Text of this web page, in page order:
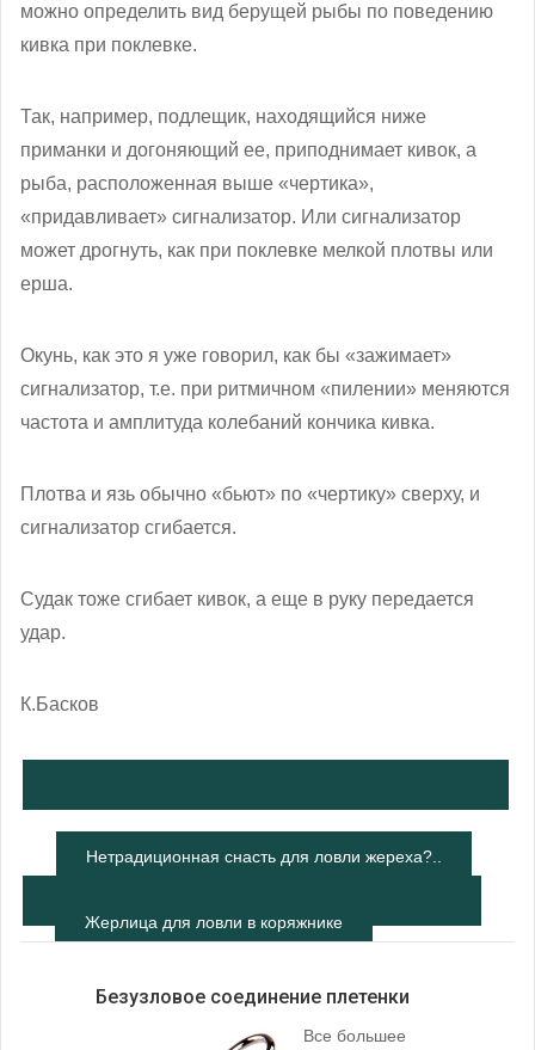
можно определить вид берущей рыбы по поведению
кивка при поклевке.
Так, например, подлещик, находящийся ниже
приманки и догоняющий ее, приподнимает кивок, а
рыба, расположенная выше «чертика»,
«придавливает» сигнализатор. Или сигнализатор
может дрогнуть, как при поклевке мелкой плотвы или
ерша.
Окунь, как это я уже говорил, как бы «зажимает»
сигнализатор, т.е. при ритмичном «пилении» меняются
частота и амплитуда колебаний кончика кивка.
Плотва и язь обычно «бьют» по «чертику» сверху, и
сигнализатор сгибается.
Судак тоже сгибает кивок, а еще в руку передается
удар.
К.Басков
Нетрадиционная снасть для ловли жереха?..
Жерлица для ловли в коряжнике
Безузловое соединение плетенки
Все большее